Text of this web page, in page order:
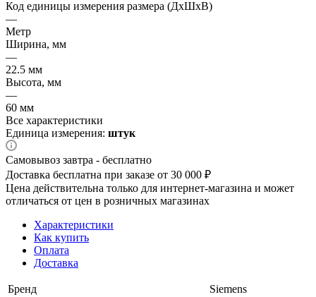
Код единицы измерения размера (ДхШхВ)
—
Метр
Ширина, мм
—
22.5 мм
Высота, мм
—
60 мм
Все характеристики
Единица измерения: штук
Самовывоз завтра - бесплатно
Доставка бесплатна при заказе от 30 000 ₽
Цена действительна только для интернет-магазина и может
отличаться от цен в розничных магазинах
Характеристики
Как купить
Оплата
Доставка
Бренд
Siemens